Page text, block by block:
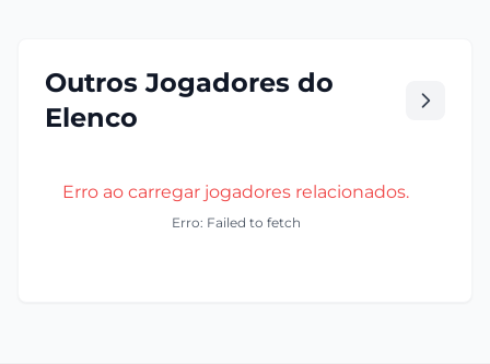
Outros Jogadores do
Elenco
Erro ao carregar jogadores relacionados.
Erro: Failed to fetch